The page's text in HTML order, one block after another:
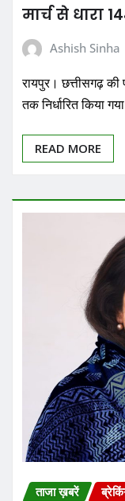
मार्च से धारा
Ashish Sinha
रायपुर। छत्तीसगढ़
तक निर्धारित किया
READ MORE
ताजा ख़बरें